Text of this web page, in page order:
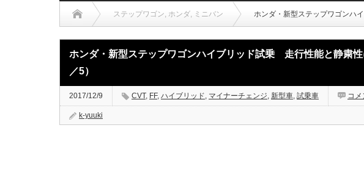
ステップワゴン, ホンダ, ミニバン ホンダ・新型ステップワゴンハ
ホンダ・新型ステップワゴンハイブリッド試乗 走行性能と静粛
／5）
2017/12/9 CVT, FF, ハイブリッド, マイナーチェンジ, 新型車, 試乗車 コメ
k-yuuki